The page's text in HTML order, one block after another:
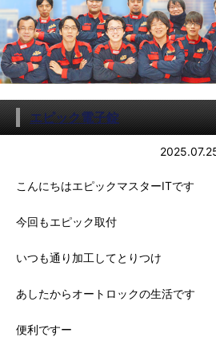
エピック電子錠
こんにちはエピックマスターITです
今回もエピック取付
いつも通り加工してとりつけ
あしたからオートロックの生活です
便利ですー